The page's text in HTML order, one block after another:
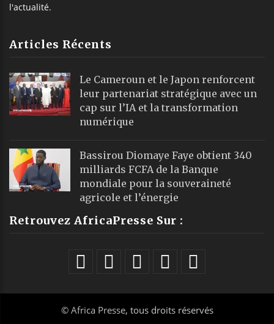
l'actualité.
Articles Récents
Le Cameroun et le Japon renforcent
leur partenariat stratégique avec un
cap sur l’IA et la transformation
numérique
Bassirou Diomaye Faye obtient 340
milliards FCFA de la Banque
mondiale pour la souveraineté
agricole et l’énergie
Retrouvez AfricaPresse Sur :
© Africa Presse, tous droits réservés